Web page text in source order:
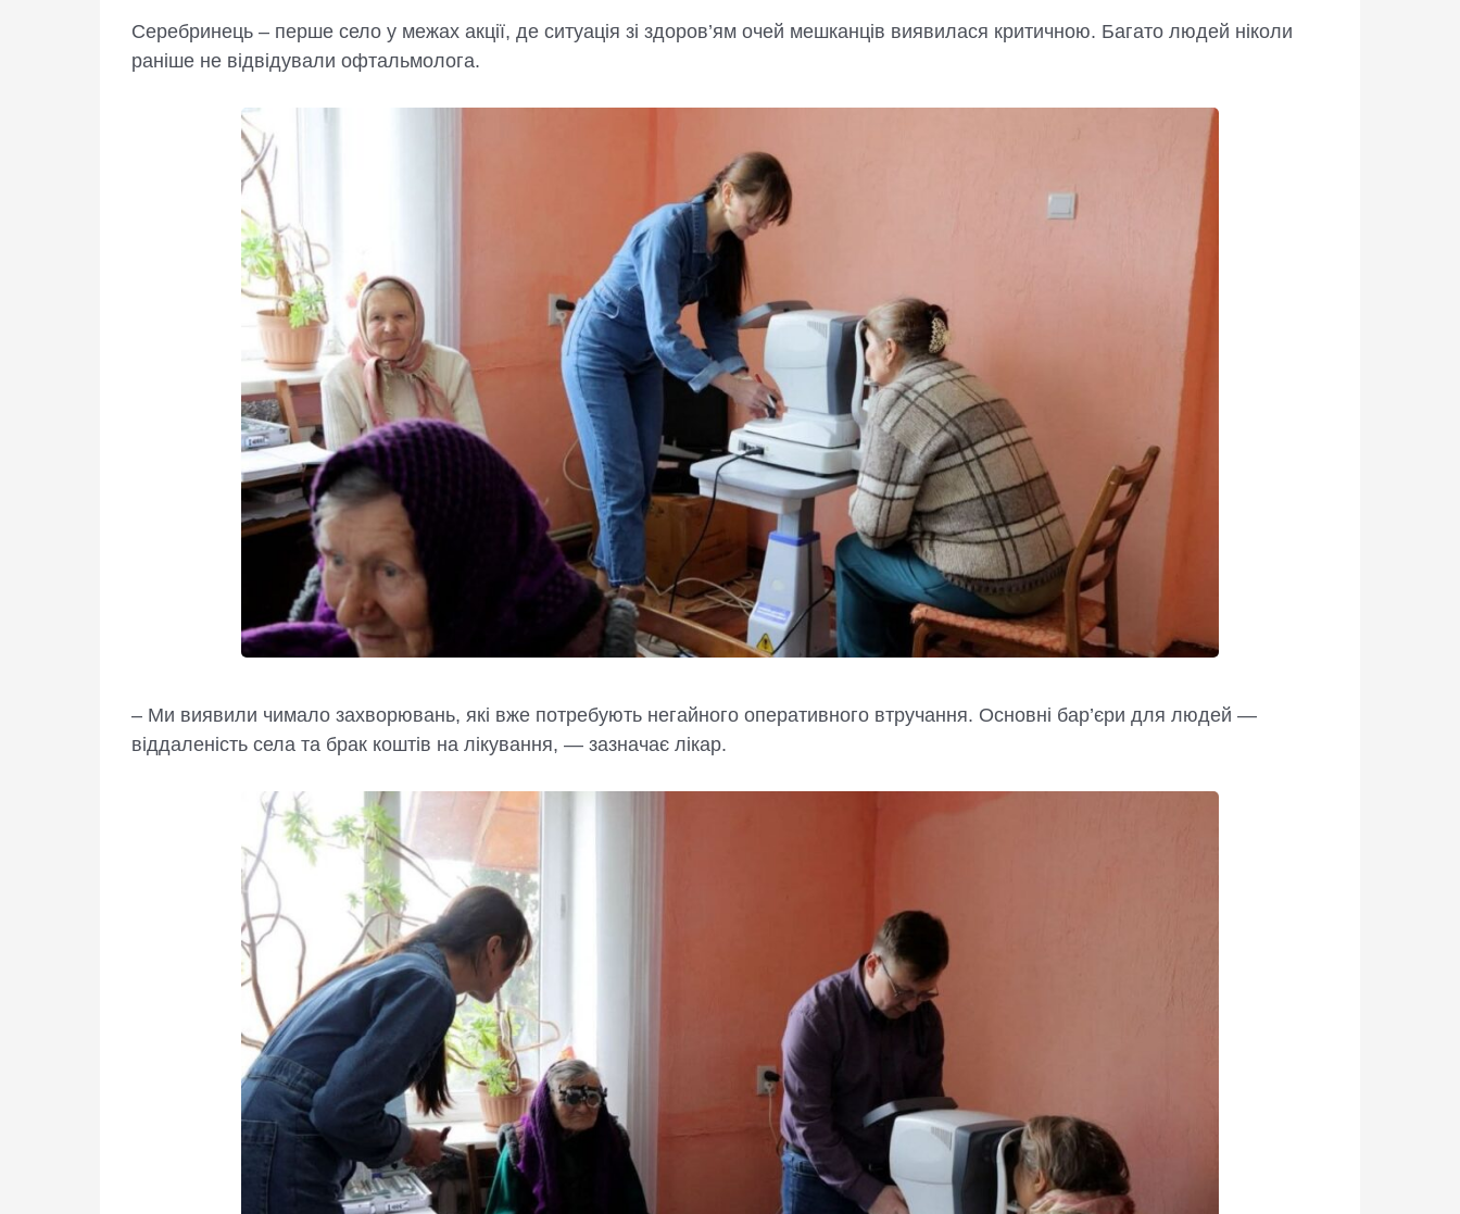
Серебринець – перше село у межах акції, де ситуація зі здоров’ям очей мешканців виявилася критичною. Багато людей ніколи
раніше не відвідували офтальмолога.
– Ми виявили чимало захворювань, які вже потребують негайного оперативного втручання. Основні бар’єри для людей —
віддаленість села та брак коштів на лікування, — зазначає лікар.